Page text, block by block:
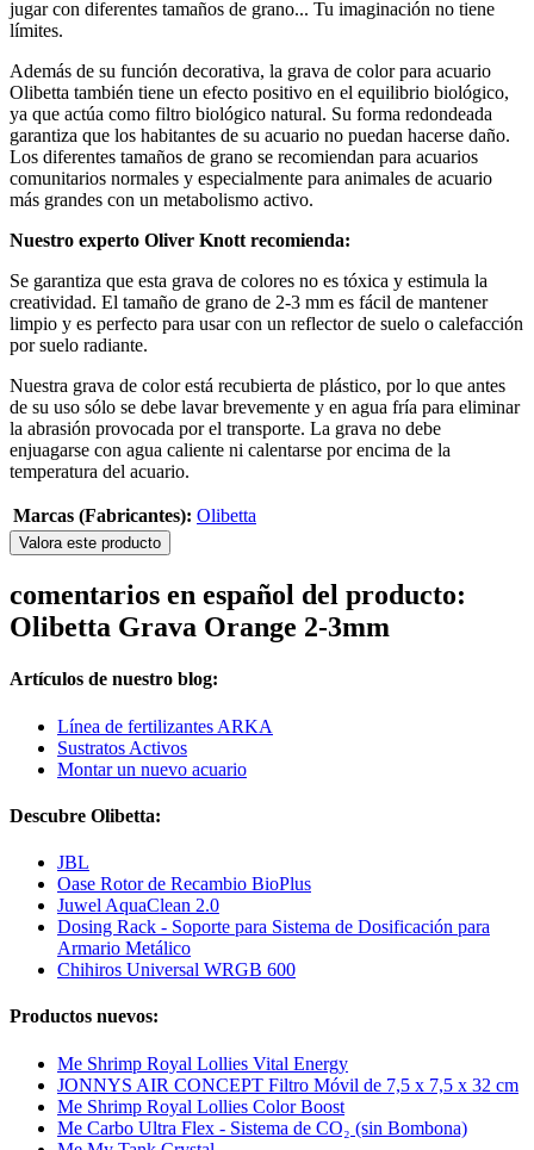
jugar con diferentes tamaños de grano... Tu imaginación no tiene
límites.
Además de su función decorativa, la grava de color para acuario
Olibetta también tiene un efecto positivo en el equilibrio biológico,
ya que actúa como filtro biológico natural. Su forma redondeada
garantiza que los habitantes de su acuario no puedan hacerse daño.
Los diferentes tamaños de grano se recomiendan para acuarios
comunitarios normales y especialmente para animales de acuario
más grandes con un metabolismo activo.
Nuestro experto Oliver Knott recomienda:
Se garantiza que esta grava de colores no es tóxica y estimula la
creatividad. El tamaño de grano de 2-3 mm es fácil de mantener
limpio y es perfecto para usar con un reflector de suelo o calefacción
por suelo radiante.
Nuestra grava de color está recubierta de plástico, por lo que antes
de su uso sólo se debe lavar brevemente y en agua fría para eliminar
la abrasión provocada por el transporte. La grava no debe
enjuagarse con agua caliente ni calentarse por encima de la
temperatura del acuario.
Marcas (Fabricantes): Olibetta
Valora este producto
comentarios en español del producto:
Olibetta Grava Orange 2-3mm
Artículos de nuestro blog:
Línea de fertilizantes ARKA
Sustratos Activos
Montar un nuevo acuario
Descubre Olibetta:
JBL
Oase Rotor de Recambio BioPlus
Juwel AquaClean 2.0
Dosing Rack - Soporte para Sistema de Dosificación para
Armario Metálico
Chihiros Universal WRGB 600
Productos nuevos:
Me Shrimp Royal Lollies Vital Energy
JONNYS AIR CONCEPT Filtro Móvil de 7,5 x 7,5 x 32 cm
Me Shrimp Royal Lollies Color Boost
Me Carbo Ultra Flex - Sistema de CO₂ (sin Bombona)